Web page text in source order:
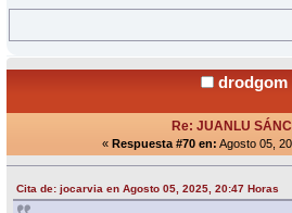
drodgom
Re: JUANLU
« Respuesta #70 en: Agosto 05,
Cita de: jocarvia en Agosto 05, 2025, 20:47 Horas